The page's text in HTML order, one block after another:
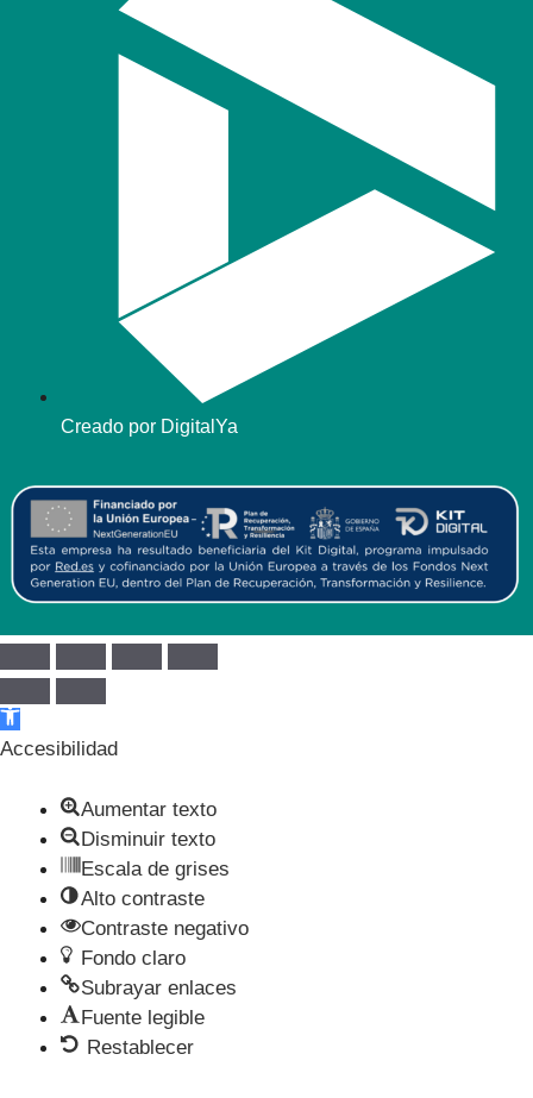
Creado por DigitalYa
Abrir barra de herramientas
Accesibilidad
Aumentar texto
Disminuir texto
Escala de grises
Alto contraste
Contraste negativo
Fondo claro
Subrayar enlaces
Fuente legible
Restablecer